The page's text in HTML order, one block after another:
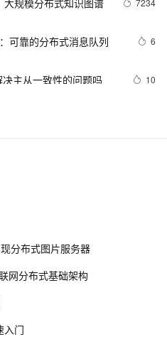
可靠的分布式消息队列 6
主从一致性的问题吗 10
别
令，通常用于统计网站访
）+自定义注解
、优化策略与实践经验
分布式图片服务器
网分布式基础架构
入门